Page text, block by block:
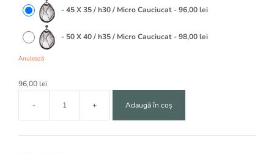
la
-45 X 35 / h30 / Micro Cauciucat -96,00lei
- 50 X 40 / h35 / Micro Cauciucat -98,00lei
Anulează
96,00 lei
-
Cantitate
Cap
minciog
+ Adaugă în coș
t
e